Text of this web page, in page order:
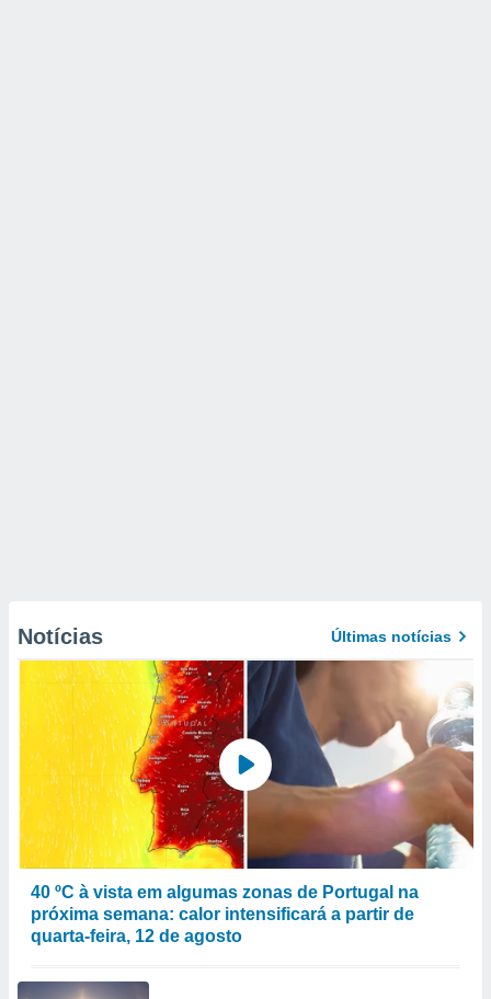
Notícias Últimas notícias
40 ºC à vista em algumas zonas de Portugal na
próxima semana: calor intensificará a partir de
quarta-feira, 12 de agosto